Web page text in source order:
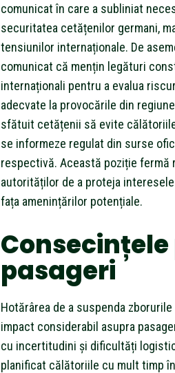
comunicat în care a subliniat
securitatea cetățenilor germani,
tensiunilor internaționale. De
comunicat că mențin legături
internaționali pentru a evalua
adecvate la provocările din
sfătuit cetățenii să evite
se informeze regulat din surse
respectivă. Această poziție fermă
autorităților de a proteja
fața amenințărilor potențiale.
pasageri
Hotărârea de a suspenda
impact considerabil asupra
cu incertitudini și dificultăți
planificat călătoriile cu mult timp